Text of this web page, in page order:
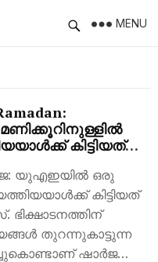
MENU
കിട്ടിയത്
യുഎഇയില്‍ ഒരു
കിട്ടിയത്
ഭിക്ഷാടനത്തിന്
തുറന്നുകാട്ടുന്ന
ഷാര്‍ജ…